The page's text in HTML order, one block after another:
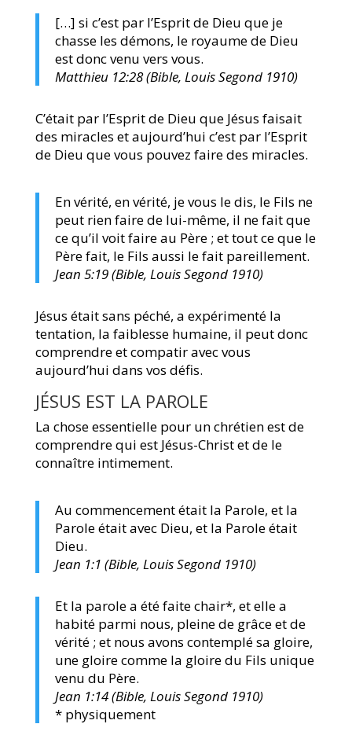
[…] si c’est par l’Esprit de Dieu que je
chasse les démons, le royaume de Dieu
est donc venu vers vous.
Matthieu 12:28 (Bible, Louis Segond 1910)
C’était par l’Esprit de Dieu que Jésus faisait
des miracles et aujourd’hui c’est par l’Esprit
de Dieu que vous pouvez faire des miracles.
En vérité, en vérité, je vous le dis, le Fils ne
peut rien faire de lui-même, il ne fait que
ce qu’il voit faire au Père ; et tout ce que le
Père fait, le Fils aussi le fait pareillement.
Jean 5:19 (Bible, Louis Segond 1910)
Jésus était sans péché, a expérimenté la
tentation, la faiblesse humaine, il peut donc
comprendre et compatir avec vous
aujourd’hui dans vos défis.
JÉSUS EST LA PAROLE
La chose essentielle pour un chrétien est de
comprendre qui est Jésus-Christ et de le
connaître intimement.
Au commencement était la Parole, et la
Parole était avec Dieu, et la Parole était
Dieu.
Jean 1:1 (Bible, Louis Segond 1910)
Et la parole a été faite chair*, et elle a
habité parmi nous, pleine de grâce et de
vérité ; et nous avons contemplé sa gloire,
une gloire comme la gloire du Fils unique
venu du Père.
Jean 1:14 (Bible, Louis Segond 1910)
* physiquement